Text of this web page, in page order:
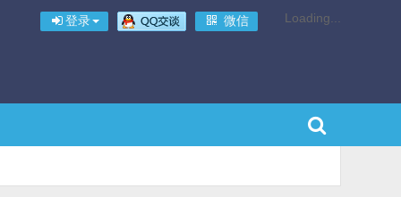
登录 微信 Loading...